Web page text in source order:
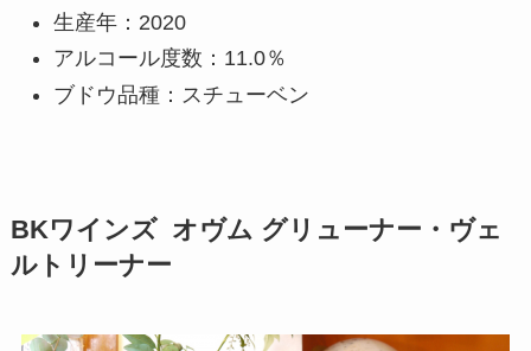
生産年：2020
アルコール度数：11.0％
ブドウ品種：スチューベン
BKワインズ オヴム グリューナー・ヴェ
ルトリーナー